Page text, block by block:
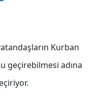
Kurban
geçirebilmesi adına